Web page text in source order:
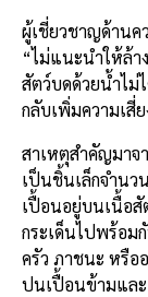
ผู้เชี่ยวชาญด้านค
“ไม่แนะนำให้ล้า
สัตว์บดด้วยน้ำไม่
กลับเพิ่มความเสี่
สาเหตุสำคัญมาจ
เป็นชิ้นเล็กจำนว
เปื้อนอยู่บนเนื้อสั
กระเด็นไปพร้อม
ครัว ภาชนะ หรือ
ปนเปื้อนข้ามและ